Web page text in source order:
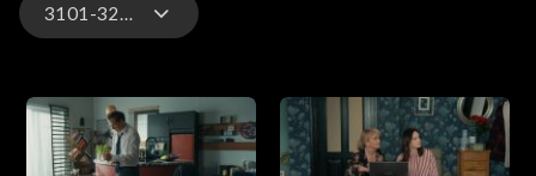
3101-3200
3201-3300